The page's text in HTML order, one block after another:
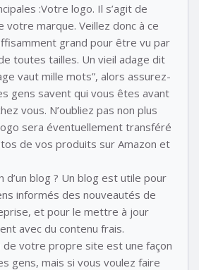
:Votre logo. Il s’agit de
votre marque. Veillez donc à ce
grand pour être vu par
toutes tailles. Un vieil adage dit
vaut mille mots”, alors assurez-
gens savent qui vous êtes avant
vous. N’oubliez pas non plus
sera éventuellement transféré
de vos produits sur Amazon et
d’un blog ? Un blog est utile pour
informés des nouveautés de
et pour le mettre à jour
avec du contenu frais.
de votre propre site est une façon
gens, mais si vous voulez faire